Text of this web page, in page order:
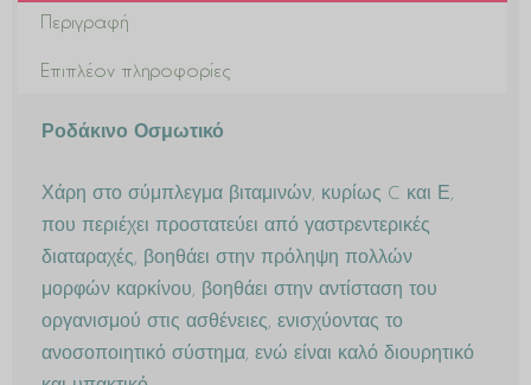
Περιγραφή
Επιπλέον πληροφορίες
Ροδάκινο Οσμωτικό
Χάρη στο σύμπλεγμα βιταμινών, κυρίως C και Ε,
που περιέχει προστατεύει από γαστρεντερικές
διαταραχές, βοηθάει στην πρόληψη πολλών
μορφών καρκίνου, βοηθάει στην αντίσταση του
οργανισμού στις ασθένειες, ενισχύοντας το
ανοσοποιητικό σύστημα, ενώ είναι καλό διουρητικό